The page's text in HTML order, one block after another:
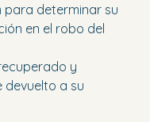
para determinar su
en el robo del
y
a su